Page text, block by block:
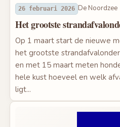
26 februari 2026 De Noordzee
Het grootste
Op 1 maart start de nieuwe
het grootste
en met 15 maart meten
hele kust hoeveel en welk
ligt...